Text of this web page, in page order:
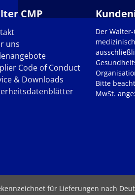
CMP
uns
Code of Conduct
& Downloads
Der
Bitte
MwSt.
für Lieferungen nach